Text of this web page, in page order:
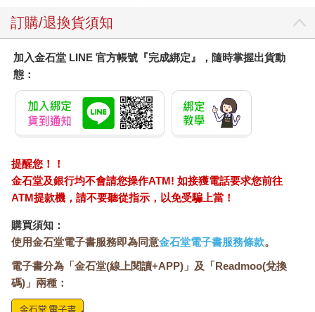
訂購/退換貨須知
加入金石堂 LINE 官方帳號『完成綁定』，隨時掌握出貨動
態：
提醒您！！
金石堂及銀行均不會請您操作ATM! 如接獲電話要求您前往
ATM提款機，請不要聽從指示，以免受騙上當！
購買須知：
使用金石堂電子書服務即為同意金石堂電子書服務條款。
電子書分為「金石堂(線上閱讀+APP)」及「Readmoo(兌換
碼)」兩種：